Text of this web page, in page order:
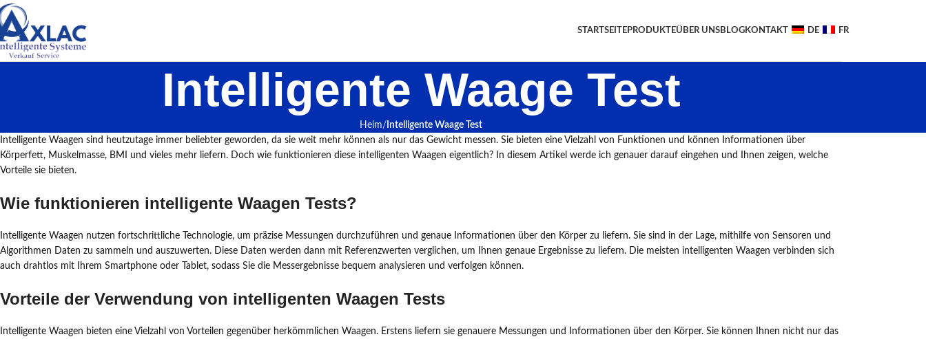
STARTSEITEPRODUKTEÜBER UNSBLOGKONTAKT DE FR
Intelligente Waage Test
Heim
Intelligente Waage Test
Intelligente Waagen sind heutzutage immer beliebter geworden, da sie weit mehr können als nur das Gewicht messen. Sie bieten eine Vielzahl von Funktionen und können Informationen über
Körperfett, Muskelmasse, BMI und vieles mehr liefern. Doch wie funktionieren diese intelligenten Waagen eigentlich? In diesem Artikel werde ich genauer darauf eingehen und Ihnen zeigen, welche
Vorteile sie bieten.
Wie funktionieren intelligente Waagen Tests?
Intelligente Waagen nutzen fortschrittliche Technologie, um präzise Messungen durchzuführen und genaue Informationen über den Körper zu liefern. Sie sind in der Lage, mithilfe von Sensoren und
Algorithmen Daten zu sammeln und auszuwerten. Diese Daten werden dann mit Referenzwerten verglichen, um Ihnen genaue Ergebnisse zu liefern. Die meisten intelligenten Waagen verbinden sich
auch drahtlos mit Ihrem Smartphone oder Tablet, sodass Sie die Messergebnisse bequem analysieren und verfolgen können.
Vorteile der Verwendung von intelligenten Waagen Tests
Intelligente Waagen bieten eine Vielzahl von Vorteilen gegenüber herkömmlichen Waagen. Erstens liefern sie genauere Messungen und Informationen über den Körper. Sie können Ihnen nicht nur das